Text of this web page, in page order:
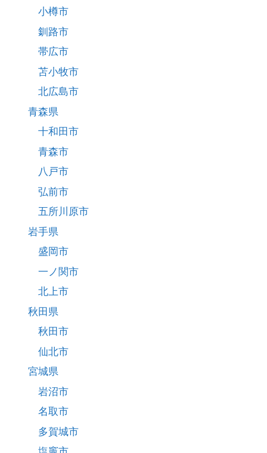
小樽市
釧路市
帯広市
苫小牧市
北広島市
青森県
十和田市
青森市
八戸市
弘前市
五所川原市
岩手県
盛岡市
一ノ関市
北上市
秋田県
秋田市
仙北市
宮城県
岩沼市
名取市
多賀城市